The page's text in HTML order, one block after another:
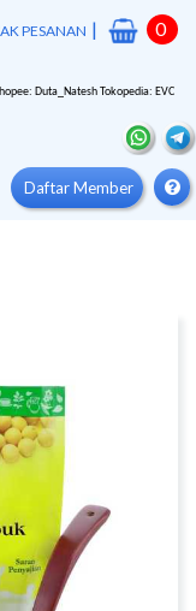
PESANAN | 0
Duta_Natesh Tokopedia: EVC
Daftar Member